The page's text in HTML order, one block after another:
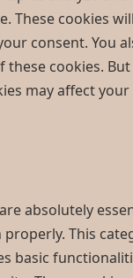
These cookies
consent. You
these cookies.
may affect
absolutely
This
basic